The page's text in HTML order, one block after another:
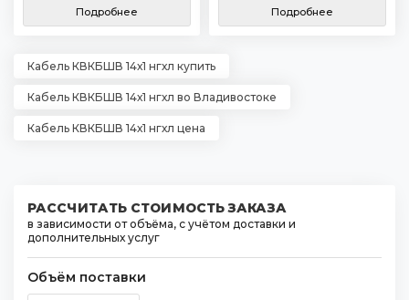
Подробнее Подробнее
Кабель КВКБШВ 14х1 нгхл купить
Кабель КВКБШВ 14х1 нгхл во Владивостоке
Кабель КВКБШВ 14х1 нгхл цена
РАССЧИТАТЬ СТОИМОСТЬ ЗАКАЗА
в зависимости от объёма, с учётом доставки и
дополнительных услуг
Объём поставки